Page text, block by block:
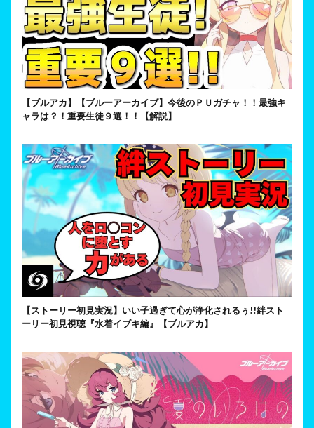
【ブルアカ】【ブルーアーカイブ】今後のＰＵガチャ！！最強キ
ャラは？！重要生徒９選！！【解説】
【ストーリー初見実況】いい子過ぎて心が浄化されるぅ!!絆スト
ーリー初見視聴『水着イブキ編』【ブルアカ】